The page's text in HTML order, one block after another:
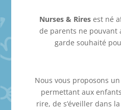
Nurses & Riresest né
de parents ne pouvant
garde souhaité
Nous vous proposons un
permettant aux
rire, de s’éveiller dans